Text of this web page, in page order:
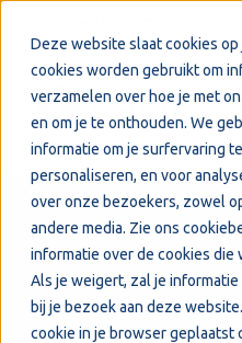
Deze website slaat cookies
cookies worden gebruikt om
verzamelen over hoe je met
en om je te onthouden. We
informatie om je surfervaring
personaliseren, en voor
over onze bezoekers, zowel
andere media. Zie ons
informatie over de cookies die
Als je weigert, zal je
bij je bezoek aan deze
cookie in je browser geplaatst
Welkom! Hoe